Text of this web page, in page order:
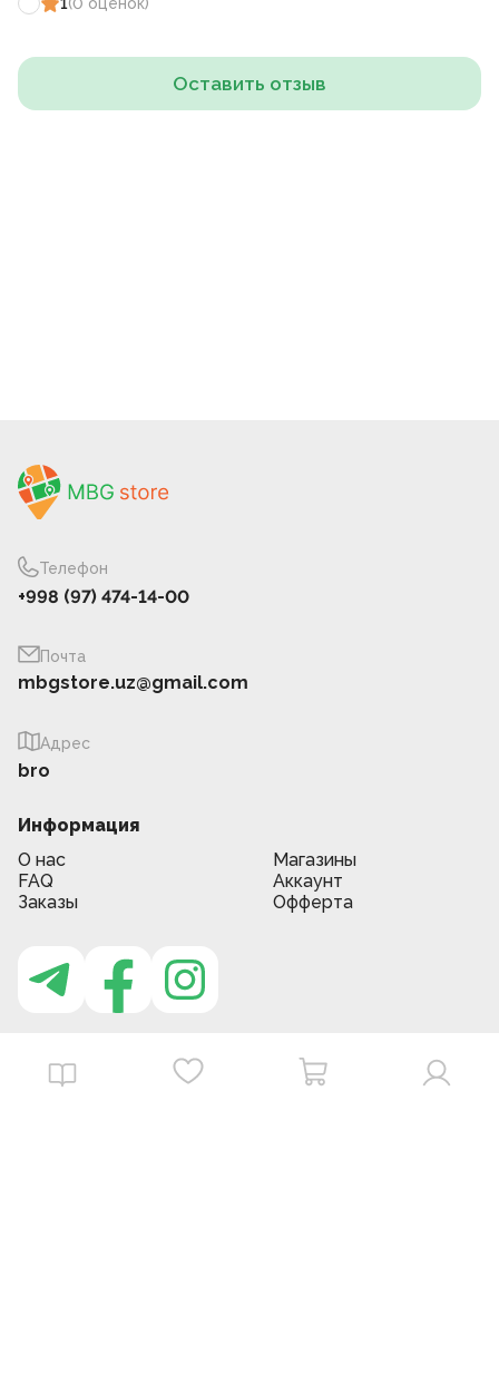
Оставить отзыв
Телефон
+998 (97) 474-14-00
Почта
mbgstore.uz@gmail.com
Адрес
bro
Информация
О нас
Магазины
FAQ
Аккаунт
Заказы
Офферта
Приложение MBG store